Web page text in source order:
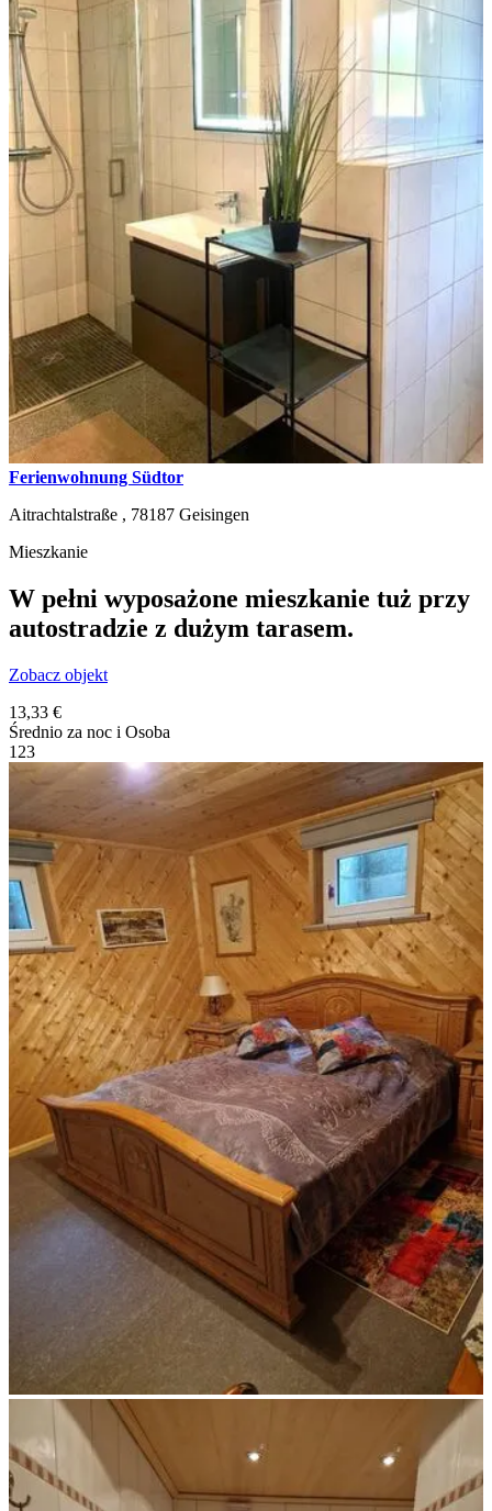
Ferienwohnung Südtor
Aitrachtalstraße , 78187 Geisingen
Mieszkanie
W pełni wyposażone mieszkanie tuż przy
autostradzie z dużym tarasem.
Zobacz objekt
13,33 €
Średnio za noc i Osoba
1 23